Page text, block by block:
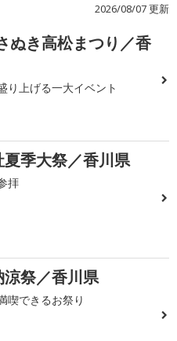
2026/08/07 更新
ぬき高松まつり／香
り上げる一大イベント
夏季大祭／香川県
拝
涼祭／香川県
喫できるお祭り